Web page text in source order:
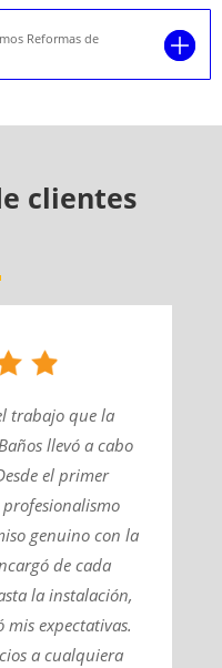
Reformas de
clientes
trabajo que la
llevó a cabo
el primer
genuino con la
de cada
la instalación,
expectativas.
a cualquiera